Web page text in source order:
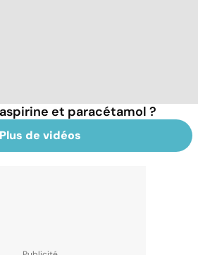
et paracétamol ?
Plus de vidéos